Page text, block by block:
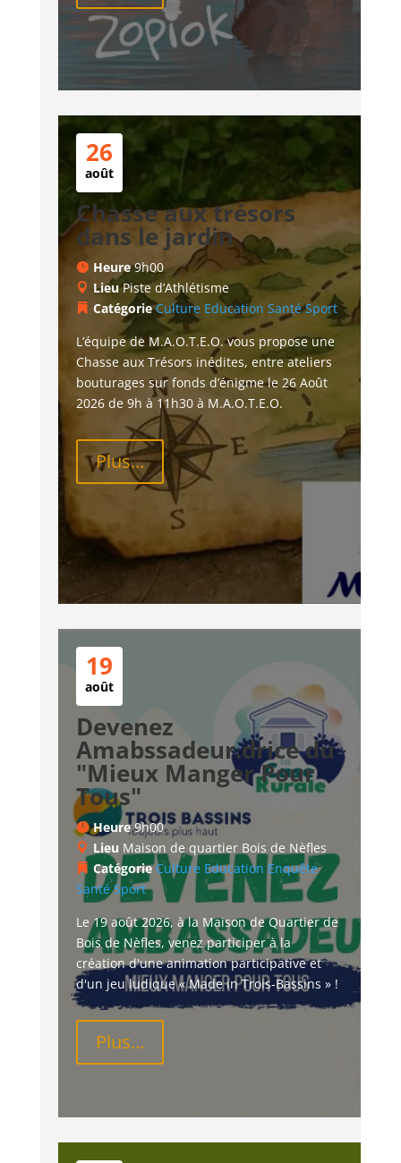
26
août
Chasse aux trésors
dans le jardin
Heure9h00
LieuPiste d’Athlétisme
CatégorieCulture Education Santé Sport
L’équipe de M.A.O.T.E.O. vous propose une
Chasse aux Trésors inédites, entre ateliers
bouturages sur fonds d’énigme le 26 Août
2026 de 9h à 11h30 à M.A.O.T.E.O.
Plus...
19
août
Devenez
Amabssadeur.drice du
"Mieux Manger Pour
Tous"
Heure9h00
Lieu Maison de quartier Bois de Nèfles
CatégorieCulture Education Enquête
Santé Sport
Le 19 août 2026, à la Maison de Quartier de
Bois de Nèfles, venez participer à la
création d'une animation participative et
d'un jeu ludique « Made in Trois-Bassins » !
Plus...